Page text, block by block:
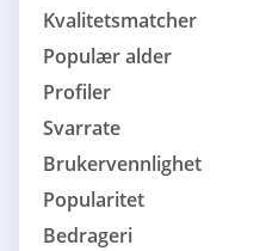
Kvalitetsmatcher
Populær alder
Profiler
Svarrate
Brukervennlighet
Popularitet
Bedrageri